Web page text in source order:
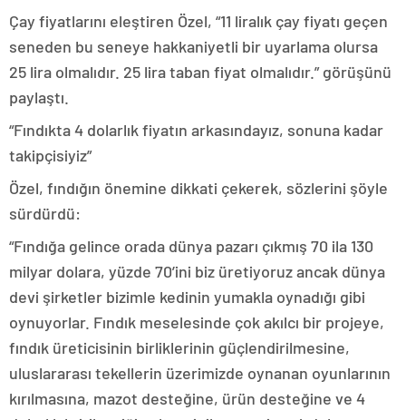
Çay fiyatlarını eleştiren Özel, “11 liralık çay fiyatı geçen
seneden bu seneye hakkaniyetli bir uyarlama olursa
25 lira olmalıdır. 25 lira taban fiyat olmalıdır.” görüşünü
paylaştı.
“Fındıkta 4 dolarlık fiyatın arkasındayız, sonuna kadar
takipçisiyiz”
Özel, fındığın önemine dikkati çekerek, sözlerini şöyle
sürdürdü:
“Fındığa gelince orada dünya pazarı çıkmış 70 ila 130
milyar dolara, yüzde 70’ini biz üretiyoruz ancak dünya
devi şirketler bizimle kedinin yumakla oynadığı gibi
oynuyorlar. Fındık meselesinde çok akılcı bir projeye,
fındık üreticisinin birliklerinin güçlendirilmesine,
uluslararası tekellerin üzerimizde oynanan oyunlarının
kırılmasına, mazot desteğine, ürün desteğine ve 4